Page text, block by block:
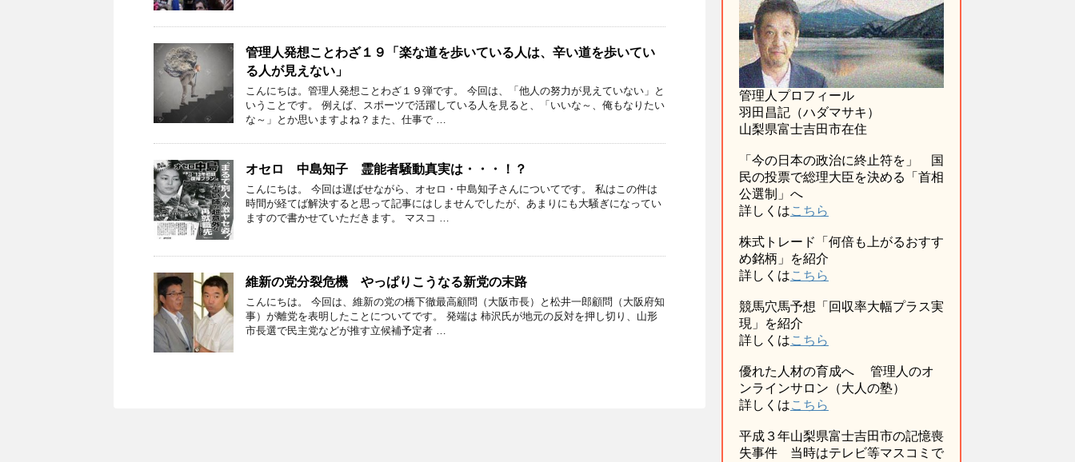
管理人発想ことわざ１９「楽な道を歩いている人は、辛い道を歩いてい
る人が見えない」
こんにちは。管理人発想ことわざ１９弾です。 今回は、「他人の努力が見えていない」と
いうことです。 例えば、スポーツで活躍している人を見ると、「いいな～、俺もなりたい
な～」とか思いますよね？また、仕事で …
オセロ 中島知子 霊能者騒動真実は・・・！？
こんにちは。 今回は遅ばせながら、オセロ・中島知子さんについてです。 私はこの件は
時間が経てば解決すると思って記事にはしませんでしたが、あまりにも大騒ぎになってい
ますので書かせていただきます。 マスコ …
維新の党分裂危機 やっぱりこうなる新党の末路
こんにちは。 今回は、維新の党の橋下徹最高顧問（大阪市長）と松井一郎顧問（大阪府知
事）が離党を表明したことについてです。 発端は 柿沢氏が地元の反対を押し切り、山形
市長選で民主党などが推す立候補予定者 …
管理人プロフィール
羽田昌記（ハダマサキ）
山梨県富士吉田市在住
「今の日本の政治に終止符を」 国
民の投票で総理大臣を決める「首相
公選制」へ
詳しくはこちら
株式トレード「何倍も上がるおすす
め銘柄」を紹介
詳しくはこちら
競馬穴馬予想「回収率大幅プラス実
現」を紹介
詳しくはこちら
優れた人材の育成へ 管理人のオ
ンラインサロン（大人の塾）
詳しくはこちら
平成３年山梨県富士吉田市の記憶喪
失事件 当時はテレビ等マスコミで